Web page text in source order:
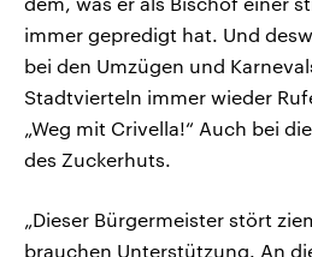
immer gepredigt hat. Und
bei den Umzügen und
Stadtvierteln immer wieder
„Weg mit Crivella!“ Auch bei
des Zuckerhuts.
„Dieser Bürgermeister stört
brauchen Unterstützung. An